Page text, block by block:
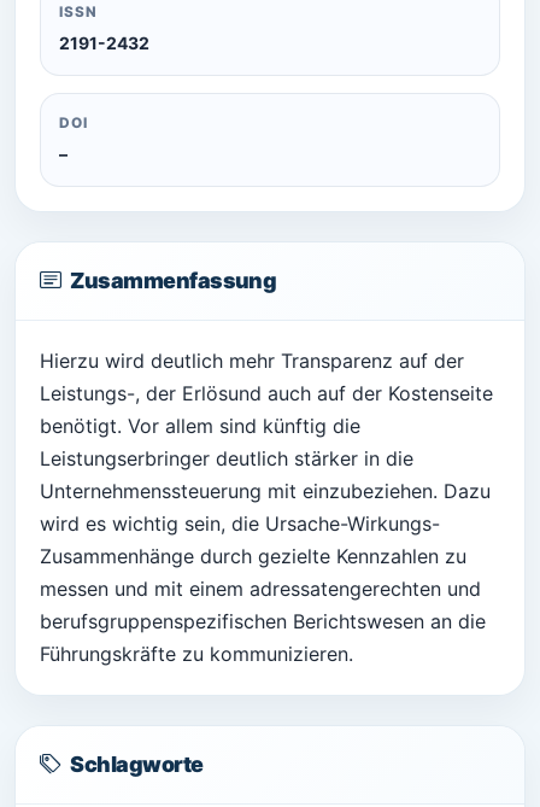
ISSN
2191-2432
DOI
–
Zusammenfassung
Hierzu wird deutlich mehr Transparenz auf der
Leistungs-, der Erlösund auch auf der Kostenseite
benötigt. Vor allem sind künftig die
Leistungserbringer deutlich stärker in die
Unternehmenssteuerung mit einzubeziehen. Dazu
wird es wichtig sein, die Ursache-Wirkungs-
Zusammenhänge durch gezielte Kennzahlen zu
messen und mit einem adressatengerechten und
berufsgruppenspezifischen Berichtswesen an die
Führungskräfte zu kommunizieren.
Schlagworte